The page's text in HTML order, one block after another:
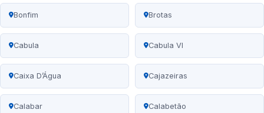
Bonfim Brotas
Cabula Cabula VI
Caixa D’Água Cajazeiras
Calabar Calabetão